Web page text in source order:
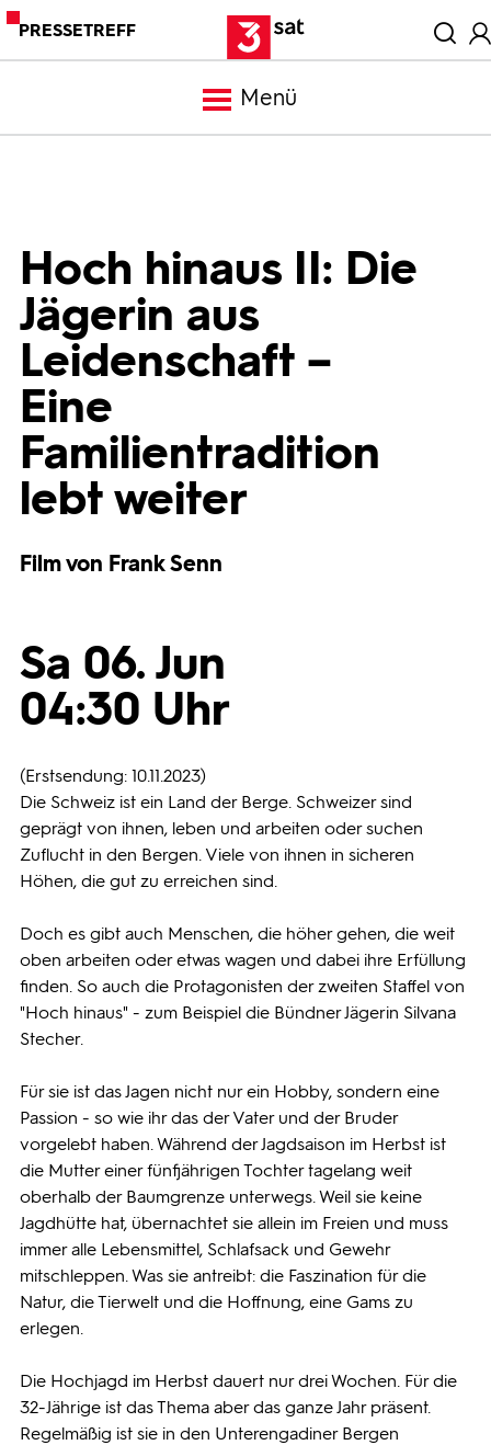
PRESSETREFF
Menü
Mediathek
Bilder
Hoch hinaus II: Die
Jägerin aus
Leidenschaft –
Eine
Familientradition
lebt weiter
Film von Frank Senn
Sa 06. Jun
04:30 Uhr
(Erstsendung: 10.11.2023)
Die Schweiz ist ein Land der Berge. Schweizer sind
geprägt von ihnen, leben und arbeiten oder suchen
Zuflucht in den Bergen. Viele von ihnen in sicheren
Höhen, die gut zu erreichen sind.
Doch es gibt auch Menschen, die höher gehen, die weit
oben arbeiten oder etwas wagen und dabei ihre Erfüllung
finden. So auch die Protagonisten der zweiten Staffel von
"Hoch hinaus" - zum Beispiel die Bündner Jägerin Silvana
Stecher.
Für sie ist das Jagen nicht nur ein Hobby, sondern eine
Passion - so wie ihr das der Vater und der Bruder
vorgelebt haben. Während der Jagdsaison im Herbst ist
die Mutter einer fünfjährigen Tochter tagelang weit
oberhalb der Baumgrenze unterwegs. Weil sie keine
Jagdhütte hat, übernachtet sie allein im Freien und muss
immer alle Lebensmittel, Schlafsack und Gewehr
mitschleppen. Was sie antreibt: die Faszination für die
Natur, die Tierwelt und die Hoffnung, eine Gams zu
erlegen.
Die Hochjagd im Herbst dauert nur drei Wochen. Für die
32-Jährige ist das Thema aber das ganze Jahr präsent.
Regelmäßig ist sie in den Unterengadiner Bergen